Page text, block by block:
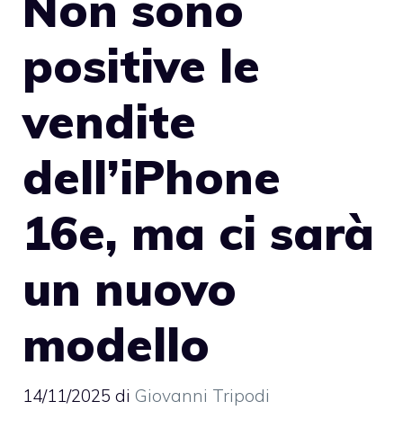
positive le
vendite
dell’iPhone
16e, ma ci sarà
un nuovo
modello
14/11/2025 di Giovanni Tripodi